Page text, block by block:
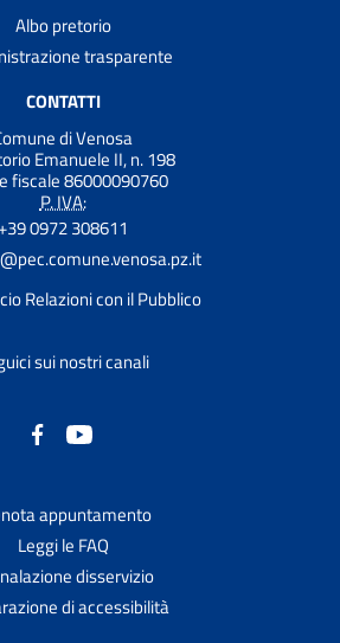
Albo pretorio
trasparente
CONTATTI
di Venosa
Emanuele II, n. 198
fiscale 86000090760
P. IVA:
0972 308611
Relazioni con il Pubblico
sui nostri canali
appuntamento
Leggi le FAQ
disservizio
di accessibilità